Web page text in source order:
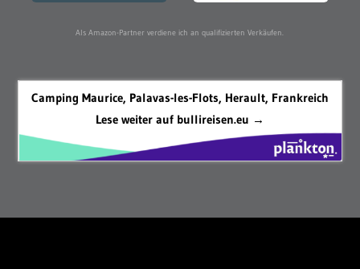
Als Amazon-Partner verdiene ich an qualifizierten Verkäufen.
Camping Maurice, Palavas-les-Flots, Herault, Frankreich
Lese weiter auf bullireisen.eu →